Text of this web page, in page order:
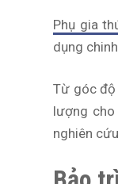
Phụ gia
dụng
Từ góc độ
lượng
nghiên